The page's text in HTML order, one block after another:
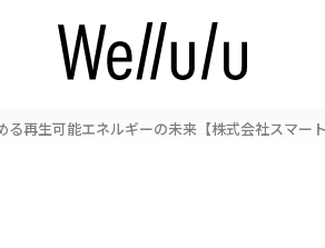
再生可能エネルギーの未来【株式会社スマート